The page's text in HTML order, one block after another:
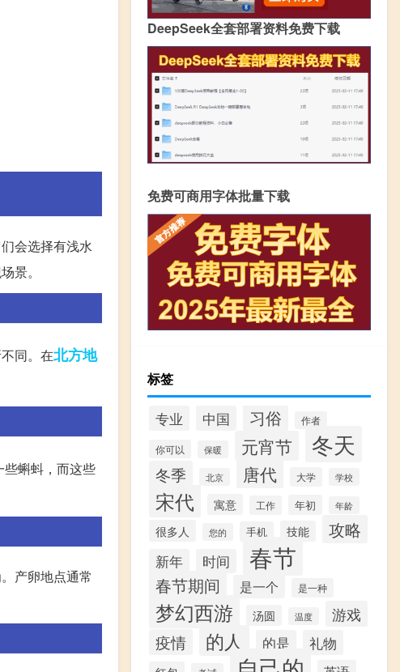
会选择有浅水
景。
同。在北方地
蝌蚪，而这些
产卵地点通常
DeepSeek全套部署资料免费下载
免费可商用字体批量下载
标签
专业 中国 习俗 作者
你可以 保暖 元宵节 冬天
冬季 北京 唐代 大学 学校
宋代 寓意 工作 年初 年龄
很多人 您的 手机 技能 攻略
新年 时间 春节
春节期间 是一个 是一种
梦幻西游 汤圆 温度
游戏
疫情
的人 的是 礼物